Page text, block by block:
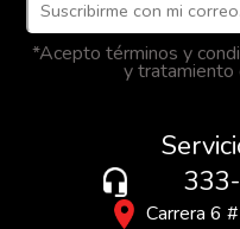
*Acepto términos y
y tratamiento
Carrera 6